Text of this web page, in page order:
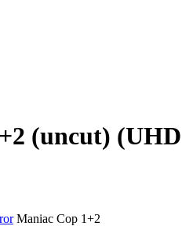
(uncut) (UHD
Maniac Cop 1+2